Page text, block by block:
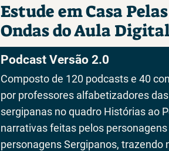
Podcast Versão 2.0
Composto de 120 podcasts e 40
por professores alfabetizadores
sergipanas no quadro Histórias ao
narrativas feitas pelos
personagens Sergipanos, trazendo
Estude em Casa Pelas
Ondas do Aula